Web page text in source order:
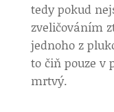
tedy pokud
zveličováním
jednoho z
to čiň pouze v
mrtvý.